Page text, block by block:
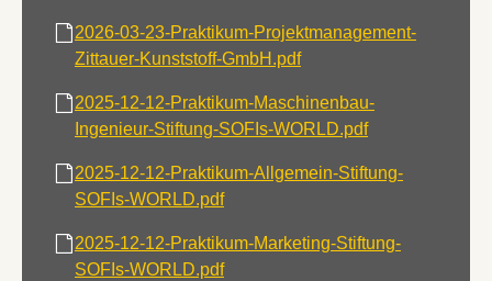
2026-03-23-Praktikum-Projektmanagement-
Zittauer-Kunststoff-GmbH.pdf
2025-12-12-Praktikum-Maschinenbau-
Ingenieur-Stiftung-SOFIs-WORLD.pdf
2025-12-12-Praktikum-Allgemein-Stiftung-
SOFIs-WORLD.pdf
2025-12-12-Praktikum-Marketing-Stiftung-
SOFIs-WORLD.pdf